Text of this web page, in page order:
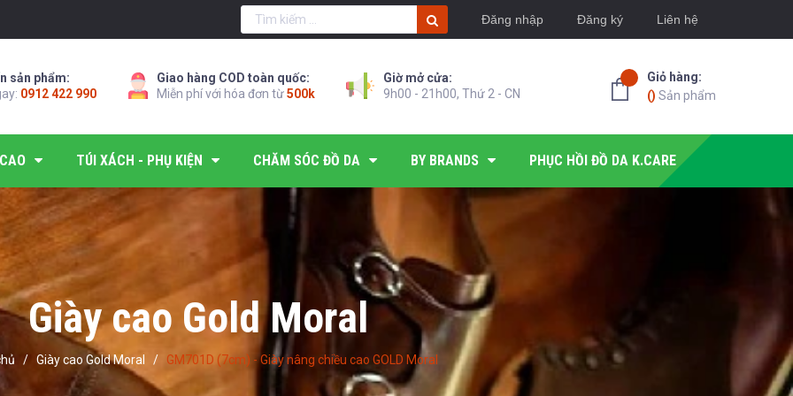
Đăng nhập Đăng ký Liên hệ
sản phẩm:
0912 422 990
Giao hàng COD toàn quốc:
Miễn phí với hóa đơn từ500k
Giờ mở cửa:
9h00 - 21h00, Thứ 2 - CN
Giỏ hàng:
() Sản phẩm
TÚI XÁCH - PHỤ KIỆN CHĂM SÓC ĐỒ DA BY BRANDS PHỤC HỒI ĐỒ DA K.CARE
Giày cao Gold Moral
/ Giày cao Gold Moral / GM701D (7cm) - Giày nâng chiều cao GOLD Moral